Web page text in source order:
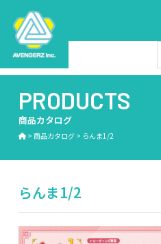
PRODUCTS
商品カタログ
> 商品カタログ> らんま1/2
らんま1/2